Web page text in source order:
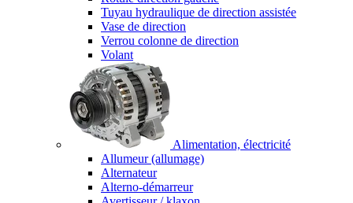
Tuyau hydraulique de direction assistée
Vase de direction
Verrou colonne de direction
Volant
Alimentation, électricité
Allumeur (allumage)
Alternateur
Alterno-démarreur